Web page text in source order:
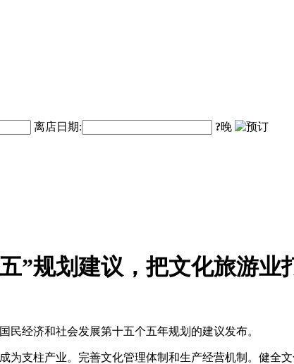
离店日期: ?晚
”规划建议，把文化旅游业
民经济和社会发展第十五个五年规划的建议发布。
为支柱产业。完善文化管理体制和生产经营机制。健全